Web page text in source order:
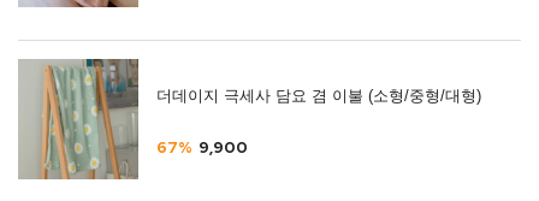
더데이지 극세사 담요 겸 이불 (소형/중형/대형)
67% 9,900